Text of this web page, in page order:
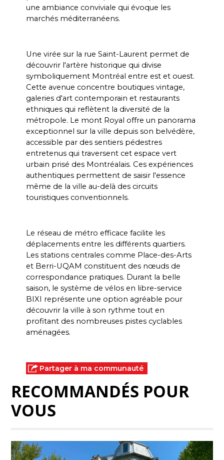
une ambiance conviviale qui évoque les
marchés méditerranéens.
Une virée sur la rue Saint-Laurent permet de
découvrir l'artère historique qui divise
symboliquement Montréal entre est et ouest.
Cette avenue concentre boutiques vintage,
galeries d'art contemporain et restaurants
ethniques qui reflètent la diversité de la
métropole. Le mont Royal offre un panorama
exceptionnel sur la ville depuis son belvédère,
accessible par des sentiers pédestres
entretenus qui traversent cet espace vert
urbain prisé des Montréalais. Ces expériences
authentiques permettent de saisir l'essence
même de la ville au-delà des circuits
touristiques conventionnels.
Le réseau de métro efficace facilite les
déplacements entre les différents quartiers.
Les stations centrales comme Place-des-Arts
et Berri-UQAM constituent des nœuds de
correspondance pratiques. Durant la belle
saison, le système de vélos en libre-service
BIXI représente une option agréable pour
découvrir la ville à son rythme tout en
profitant des nombreuses pistes cyclables
aménagées.
Partager à ma communauté
RECOMMANDÉS POUR
VOUS